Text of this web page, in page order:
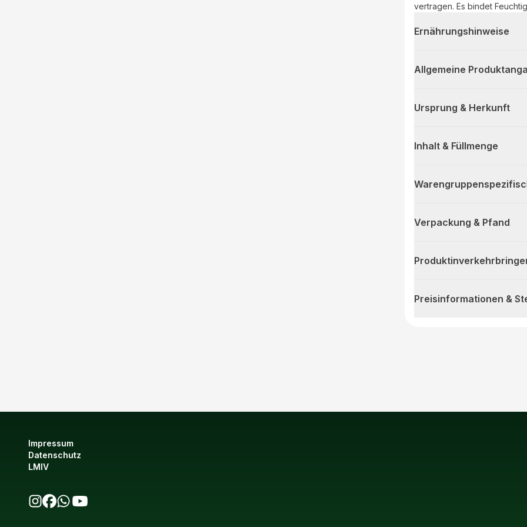
vertragen. Es bindet Feuchtigkeit und unterstützt die Rückfettung der Haut. Anzeichen
der Hautalterung &
frisches Hautbild.
Ernährungshinweise
Allgemeine
Ursprung & Herkunft
Inhalt & Füllmenge
Verpackung & Pfand
Preisinformationen &
Impressum
Datenschutz
LMIV